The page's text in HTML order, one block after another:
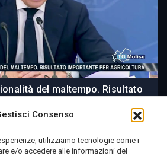
Consenso
utilizziamo tecnologie come i
e/o accedere alle informazioni del
del maltempo. Risultato